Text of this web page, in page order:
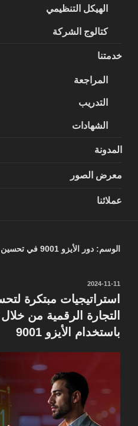
الهيكل التنظيمي
كتالوج الشركة
خدمتنا
المراجعة
التدريب
الشهادات
المدونة
معرض الصور
عملائنا
الوسم: دور الأيزو 9001 في تحسين الأداء الرقمي
نُشر
في
2024-11-11
استراتيجيات مبتكرة
التجارة الرقمية من
باستخدام الأيزو 9001